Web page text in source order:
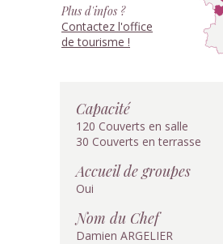
Plus d'infos ?
Contactez l'office
de tourisme !
Capacité
120 Couverts en salle
30 Couverts en terrasse
Accueil de groupes
Oui
Nom du Chef
Damien ARGELIER